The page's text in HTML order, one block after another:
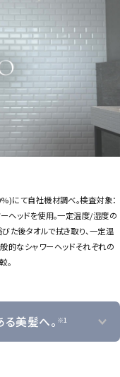
て自社機材調べ。検査対象：
ヘッドを使用。一定温度/湿度の
た後タオルで拭き取り、一定温
的なシャワーヘッドそれぞれの
。
る美髪へ。 ※1